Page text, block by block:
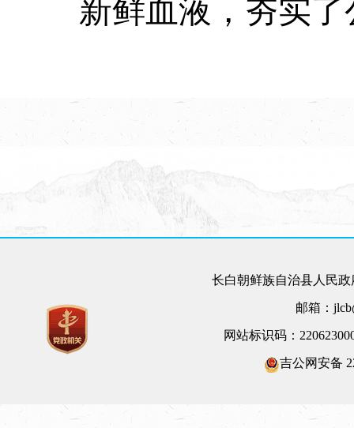
新鲜血液，夯实
长白朝鲜族自治县人民
邮箱：
网站标识码：
吉公网安备